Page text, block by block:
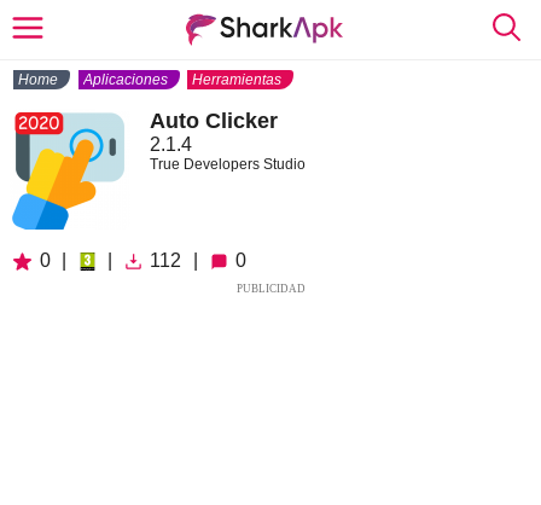
Home Aplicaciones Herramientas
Auto Clicker
2.1.4
True Developers Studio
0 112 0
PUBLICIDAD